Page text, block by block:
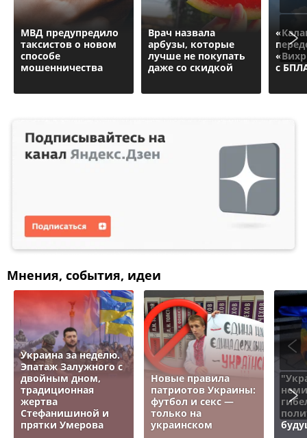
МВД предупредило
таксистов о новом
способе
мошенничества
Врач назвала
арбузы, которые
лучше не покупать
даже со скидкой
с
Мнения, события, идеи
Украина за неделю.
Эпатаж Залужного с
двойным дном,
традиционная
жертва
Стефанишиной и
прятки Умерова
Новые правила
патриотов Украины:
футбол и секс —
только на
украинском